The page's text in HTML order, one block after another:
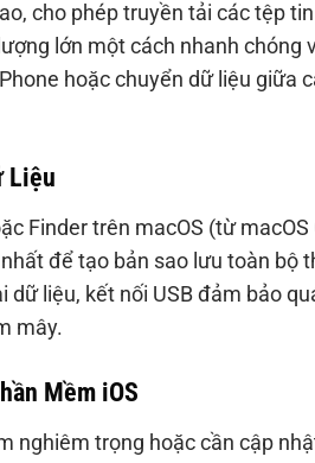
cho phép truyền tải các tệp
lớn một cách nhanh
hoặc chuyển dữ liệu giữa
Liệu
Finder trên macOS (từ
để tạo bản sao lưu toàn bộ
dữ liệu, kết nối USB đảm bảo
mây.
Mềm iOS
nghiêm trọng hoặc cần cập